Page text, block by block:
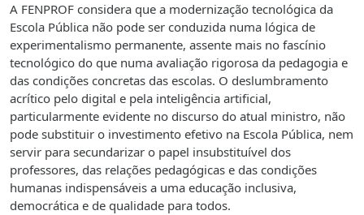
A FENPROF considera que a modernização tecnológica da
Escola Pública não pode ser conduzida numa lógica de
experimentalismo permanente, assente mais no fascínio
tecnológico do que numa avaliação rigorosa da pedagogia e
das condições concretas das escolas. O deslumbramento
acrítico pelo digital e pela inteligência artificial,
particularmente evidente no discurso do atual ministro, não
pode substituir o investimento efetivo na Escola Pública, nem
servir para secundarizar o papel insubstituível dos
professores, das relações pedagógicas e das condições
humanas indispensáveis a uma educação inclusiva,
democrática e de qualidade para todos.